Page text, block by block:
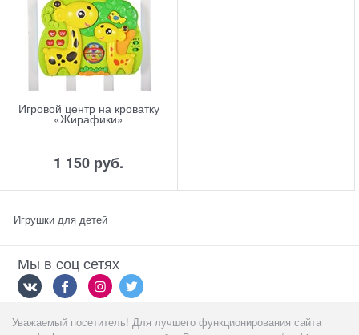
Игровой центр на кроватку
«Жирафики»
1 150 руб.
Игрушки для детей
Мы в соц сетях
Мы принимаем
Уважаемый посетитель! Для лучшего функционирования сайта